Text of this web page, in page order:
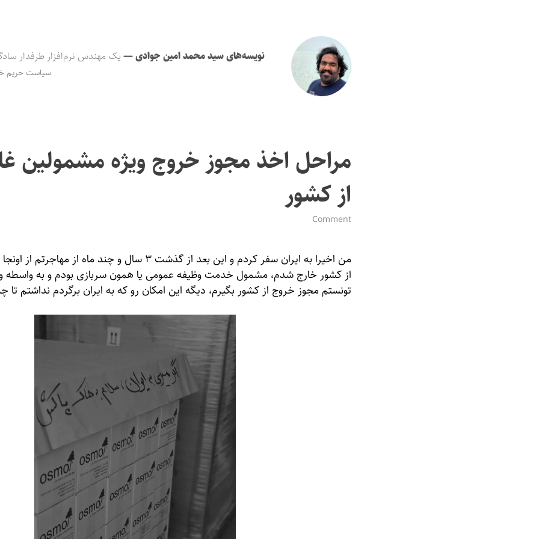
نویسه‌های سید محمد امین جوادی— یک مهندس نرم‌افزار طرفدار
سیاست حریم
مراحل اخذ مجوز خروج ویژه مشمولین
از کشور
Comment
من اخیرا به ایران سفر کردم و این بعد از گذشت ۳ سال و چند ماه
از کشور خارج شدم، مشمول خدمت وظیفه عمومی یا همون سربازی بودم و به واسطه
تونستم مجوز خروج از کشور بگیرم، دیگه این امکان رو که به ایران برگردم نداشتم